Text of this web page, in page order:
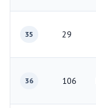
35 29
36 106